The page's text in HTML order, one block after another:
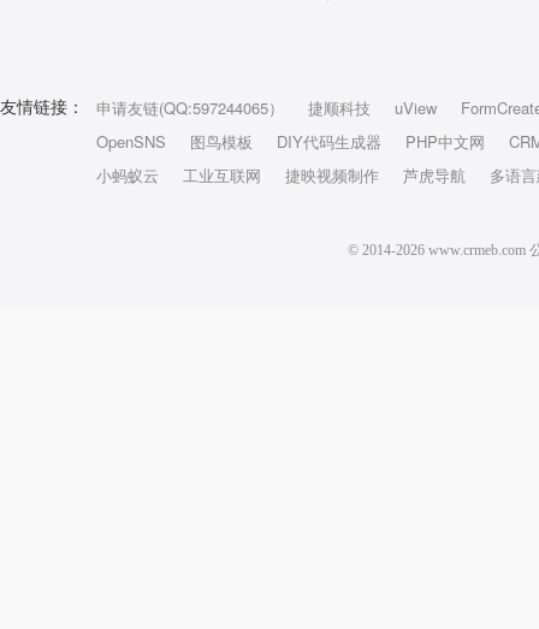
友情链接： 申请友链(QQ:597244065） 捷顺科技 uView
OpenSNS
图鸟模板 DIY代码生成器 PHP中文网
小蚂蚁云
工业互联网 捷映视频制作 芦虎导航 多语
© 2014-2026